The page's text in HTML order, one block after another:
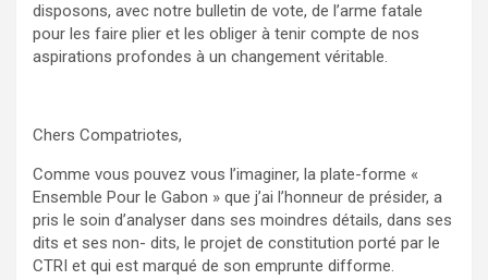
disposons, avec notre bulletin de vote, de l’arme fatale
pour les faire plier et les obliger à tenir compte de nos
aspirations profondes à un changement véritable.
Chers Compatriotes,
Comme vous pouvez vous l’imaginer, la plate-forme «
Ensemble Pour le Gabon » que j’ai l’honneur de présider, a
pris le soin d’analyser dans ses moindres détails, dans ses
dits et ses non- dits, le projet de constitution porté par le
CTRI et qui est marqué de son emprunte difforme.